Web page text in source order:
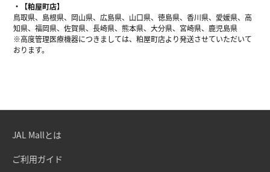
【粕屋町店】
鳥取県、島根県、岡山県、広島県、山口県、徳島県、香川県、愛媛県、高
知県、福岡県、佐賀県、長崎県、熊本県、大分県、宮崎県、鹿児島県
※高度管理医療機器につきましては、粕屋町店より発送させていただいて
おります。
JAL Mallとは
ご利用ガイド